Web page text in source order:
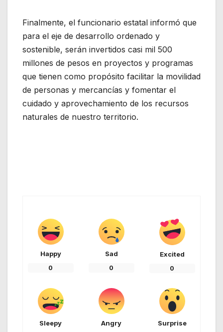
Finalmente, el funcionario estatal informó que
para el eje de desarrollo ordenado y
sostenible, serán invertidos casi mil 500
millones de pesos en proyectos y programas
que tienen como propósito facilitar la movilidad
de personas y mercancías y fomentar el
cuidado y aprovechamiento de los recursos
naturales de nuestro territorio.
Happy
0
Sad
0
Excited
0
Sleepy Angry Surprise